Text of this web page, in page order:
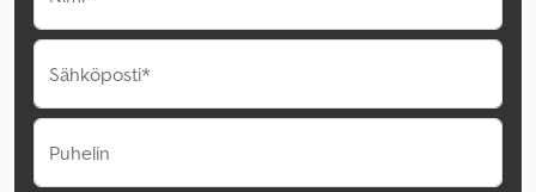
Sähköposti*
Puhelin